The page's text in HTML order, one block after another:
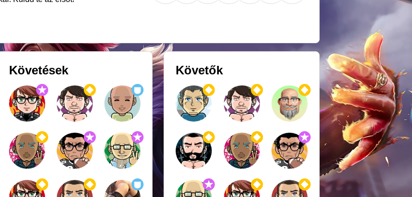
Követések Követők